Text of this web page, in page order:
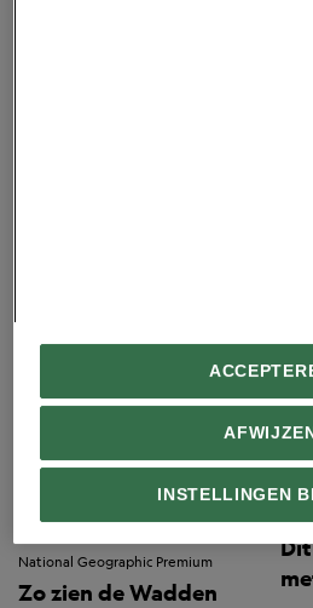
National Geographic Premium
Is dit het mooiste
spookdorp ter wereld?
National Geographic Premium
Zo zien de Wadden
INSTELLINGEN
AFWIJZEN